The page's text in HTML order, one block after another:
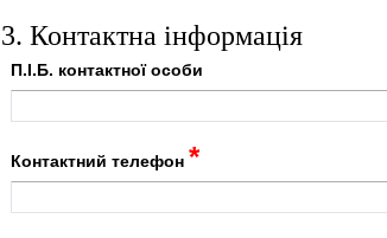
3. Контактна інформація
П.І.Б. контактної особи
Контактний телефон *